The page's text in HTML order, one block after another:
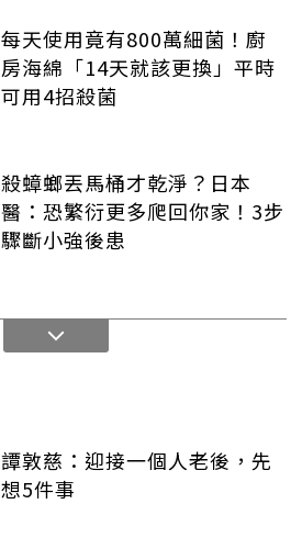
每天使用竟有800萬細菌！廚
房海綿「14天就該更換」平時
可用4招殺菌
殺蟑螂丟馬桶才乾淨？日本
醫：恐繁衍更多爬回你家！3步
驟斷小強後患
譚敦慈：迎接一個人老後，先
想5件事